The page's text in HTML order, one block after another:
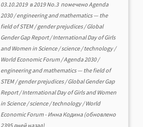
03.10.2019в2019 No.3 помеченоAgenda
2030/engineering and mathematics — the
field of STEM/gender prejudices/Globаl
Gender Gаp Report/International Dаy of Girls
and Women in Science/science/technology/
World Economic Forum /Agenda 2030/
engineering and mathematics — the field of
STEM/gender prejudices/Globаl Gender Gаp
Report/International Dаy of Girls and Women
in Science/science/technology/World
Economic Forum - Инна Кодина(обновлено
2395 дней назад)